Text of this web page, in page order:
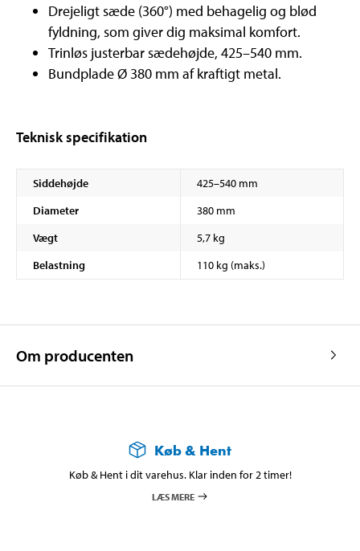
Drejeligt sæde (360°) med behagelig og blød
fyldning, som giver dig maksimal komfort.
Trinløs justerbar sædehøjde, 425–540 mm.
Bundplade Ø 380 mm af kraftigt metal.
Teknisk specifikation
Siddehøjde
425–540 mm
Diameter
380 mm
Vægt
5,7 kg
Belastning
110 kg (maks.)
Om producenten
Køb & Hent
Køb & Hent i dit varehus. Klar inden for 2 timer!
LÆS MERE